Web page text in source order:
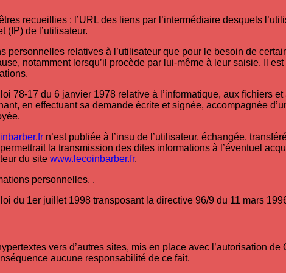
recueillies : l’URL des liens par l’intermédiaire desquels
(IP) de l’utilisateur.
relatives à l’utilisateur que pour le besoin de
notamment lorsqu’il procède par lui-même à leur saisie. Il
78-17 du 6 janvier 1978 relative à l’informatique, aux fichiers
en effectuant sa demande écrite et signée, accompagnée
n’est publiée à l’insu de l’utilisateur, échangée,
la transmission des dites informations à l’éventuel
du site www.lecoinbarber.fr.
personnelles. .
du 1er juillet 1998 transposant la directive 96/9 du 11 mars
vers d’autres sites, mis en place avec l’autorisation
aucune responsabilité de ce fait.